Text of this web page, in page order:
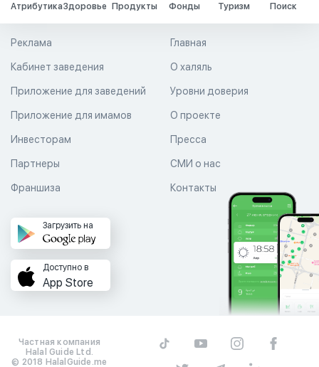
АтрибутикаЗдоровье Продукты Фонды Туризм Поиск
Главная
О халяль
Уровни доверия
Реклама
Кабинет заведения
Приложение для заведений
Приложение для имамов О проекте
Пресса
СМИ о нас
Контакты
Инвесторам
Партнеры
Франшиза
Загрузить на
Доступно в
App Store
Частная компания
Halal Guide Ltd.
© 2018 HalalGuide.me